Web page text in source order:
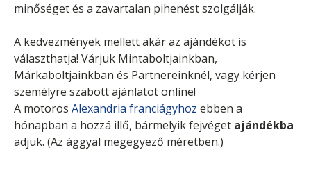
minőséget és a zavartalan pihenést szolgálják.
A kedvezmények mellett akár az ajándékot is
választhatja! Várjuk Mintaboltjainkban,
Márkaboltjainkban és Partnereinknél, vagy kérjen
személyre szabott ajánlatot online!
A motoros Alexandria franciágyhoz ebben a
hónapban a hozzá illő, bármelyik fejvéget ajándékba
adjuk. (Az ággyal megegyező méretben.)